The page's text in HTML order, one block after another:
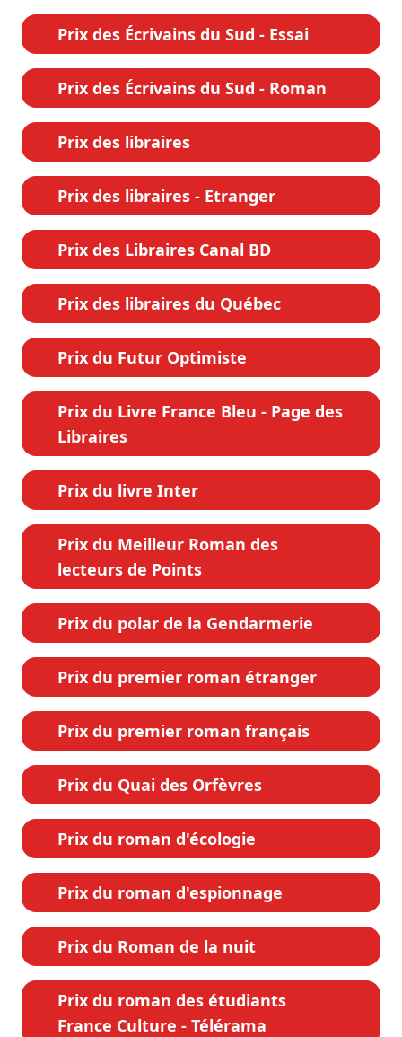
Prix des Écrivains du Sud - Essai
Prix des Écrivains du Sud - Roman
Prix des libraires
Prix des libraires - Etranger
Prix des Libraires Canal BD
Prix des libraires du Québec
Prix du Futur Optimiste
Prix du Livre France Bleu - Page des
Libraires
Prix du livre Inter
Prix du Meilleur Roman des
lecteurs de Points
Prix du polar de la Gendarmerie
Prix du premier roman étranger
Prix du premier roman français
Prix du Quai des Orfèvres
Prix du roman d'écologie
Prix du roman d'espionnage
Prix du Roman de la nuit
Prix du roman des étudiants
France Culture - Télérama